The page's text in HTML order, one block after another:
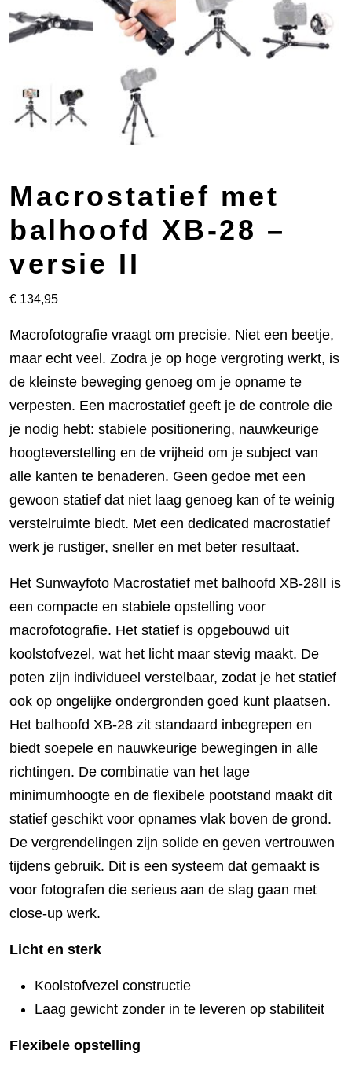
Macrostatief met
balhoofd XB-28 –
versie II
€ 134,95
Macrofotografie vraagt om precisie. Niet een beetje,
maar echt veel. Zodra je op hoge vergroting werkt, is
de kleinste beweging genoeg om je opname te
verpesten. Een macrostatief geeft je de controle die
je nodig hebt: stabiele positionering, nauwkeurige
hoogteverstelling en de vrijheid om je subject van
alle kanten te benaderen. Geen gedoe met een
gewoon statief dat niet laag genoeg kan of te weinig
verstelruimte biedt. Met een dedicated macrostatief
werk je rustiger, sneller en met beter resultaat.
Het Sunwayfoto Macrostatief met balhoofd XB-28II is
een compacte en stabiele opstelling voor
macrofotografie. Het statief is opgebouwd uit
koolstofvezel, wat het licht maar stevig maakt. De
poten zijn individueel verstelbaar, zodat je het statief
ook op ongelijke ondergronden goed kunt plaatsen.
Het balhoofd XB-28 zit standaard inbegrepen en
biedt soepele en nauwkeurige bewegingen in alle
richtingen. De combinatie van het lage
minimumhoogte en de flexibele pootstand maakt dit
statief geschikt voor opnames vlak boven de grond.
De vergrendelingen zijn solide en geven vertrouwen
tijdens gebruik. Dit is een systeem dat gemaakt is
voor fotografen die serieus aan de slag gaan met
close-up werk.
Licht en sterk
Koolstofvezel constructie
Laag gewicht zonder in te leveren op stabiliteit
Flexibele opstelling